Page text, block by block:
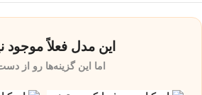
این مدل فعلاً
اما این گزینه‌ها رو از